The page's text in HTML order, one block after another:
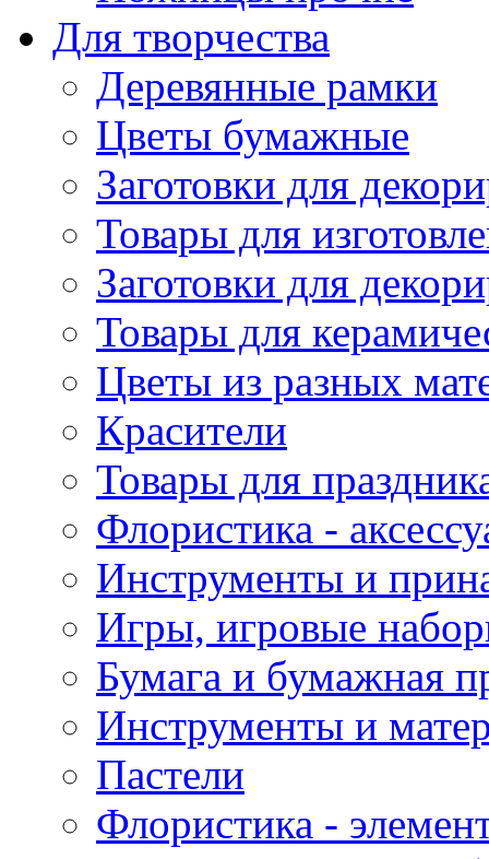
Для творчества
Деревянные рамки
Цветы бумажные
Заготовки для
Товары для
Заготовки для
Товары для
Цветы из разных
Красители
Товары для
Флористика -
Инструменты и
Игры, игровые
Бумага и бумажная
Инструменты и
Пастели
Флористика -